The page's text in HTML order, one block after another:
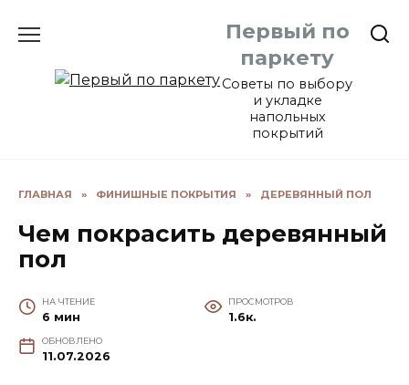
Первый по
паркету
Советы по выбору
и укладке
напольных
покрытий
ГЛАВНАЯ » ФИНИШНЫЕ ПОКРЫТИЯ » ДЕРЕВЯННЫЙ ПОЛ
Чем покрасить деревянный
пол
НА ЧТЕНИЕ
6 мин
ПРОСМОТРОВ
1.6к.
ОБНОВЛЕНО
11.07.2026